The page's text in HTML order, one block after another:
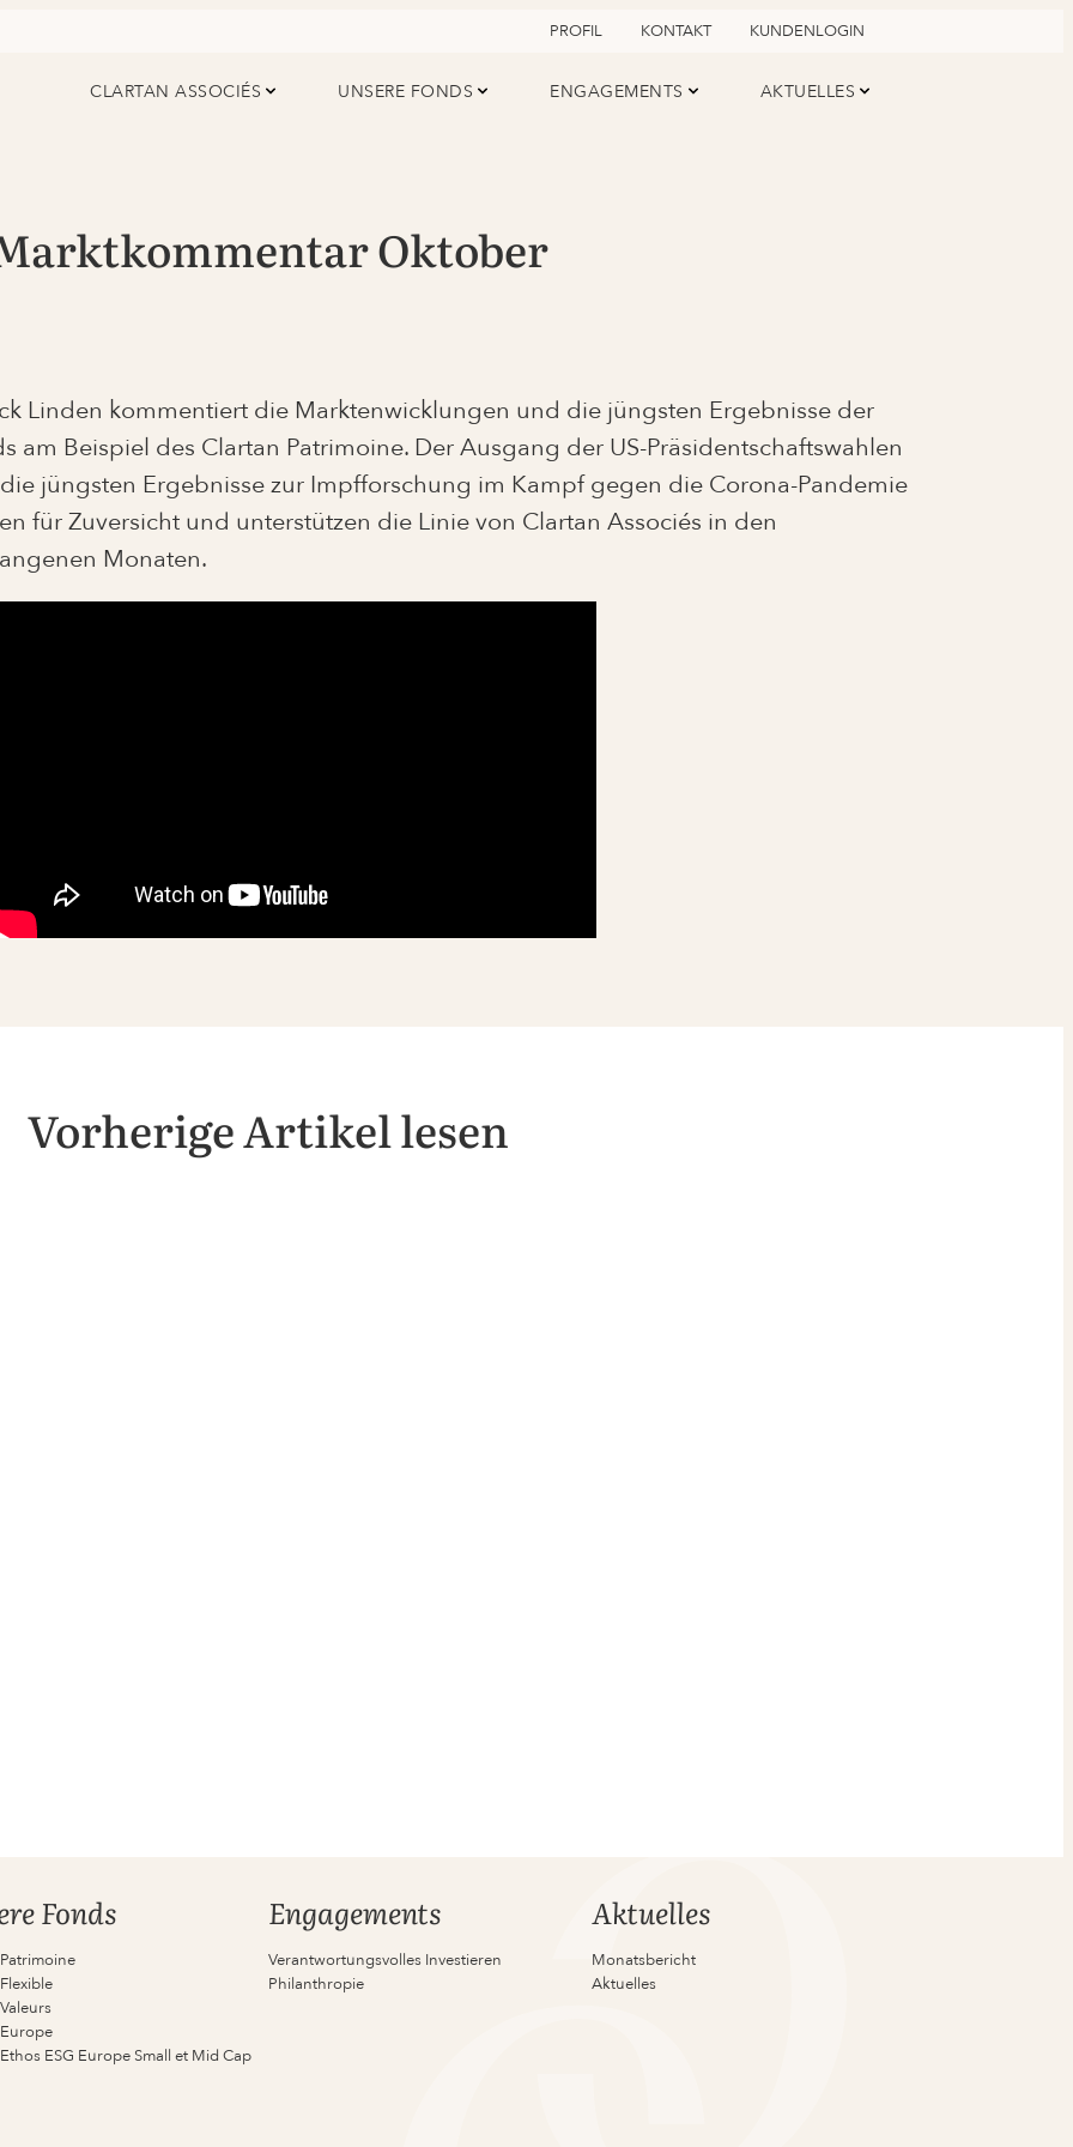
PROFIL KONTAKT KUNDENLOGIN
CLARTAN ASSOCIÉS UNSERE FONDS ENGAGEMENTS AKTUELLES
Oktober
Linden kommentiert die Marktenwicklungen und die jüngsten Ergebnisse der
am Beispiel des Clartan Patrimoine. Der Ausgang der US-Präsidentschaftswahlen
jüngsten Ergebnisse zur Impfforschung im Kampf gegen die Corona-Pandemie
für Zuversicht und unterstützen die Linie von Clartan Associés in den
Monaten.
Vorherige Artikel lesen
Fonds
ESG Europe Small et Mid Cap
Engagements
Verantwortungsvolles Investieren
Philanthropie
Aktuelles
Monatsbericht
Aktuelles